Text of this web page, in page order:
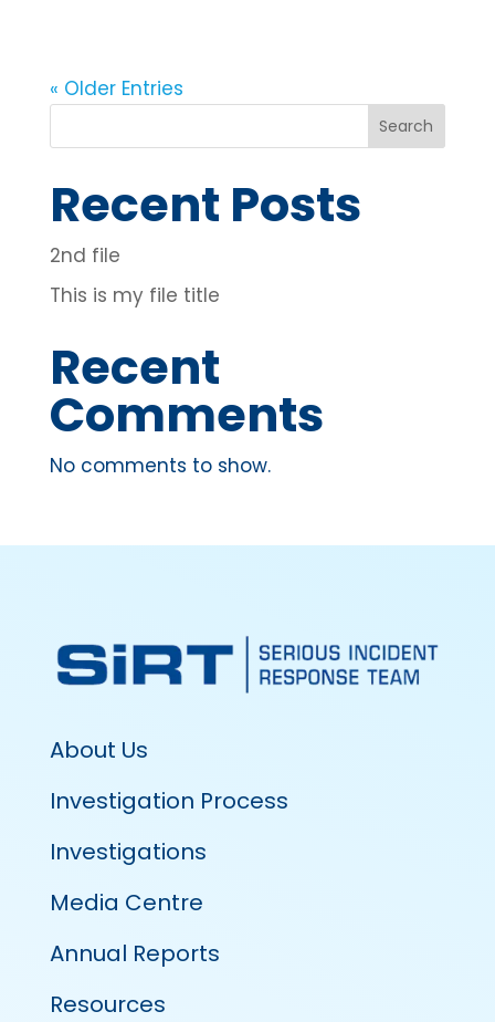
« Older Entries
Search
Recent Posts
2nd file
This is my file title
Recent
Comments
No comments to show.
About Us
Investigation Process
Investigations
Media Centre
Annual Reports
Resources